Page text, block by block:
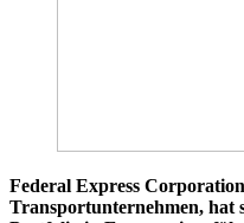
Federal Express
Transportunternehmen, hat